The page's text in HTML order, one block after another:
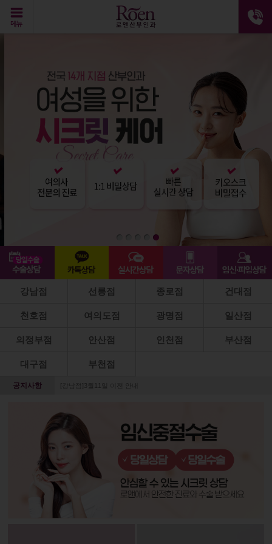
강남점 선릉점 종로점 건대점
천호점 여의도점 광명점 일산점
의정부점 안산점 인천점 부산점
대구점 부천점
공지사항 [강남점]3월11일 이전 안내